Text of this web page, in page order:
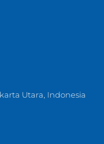
Utara, Indonesia